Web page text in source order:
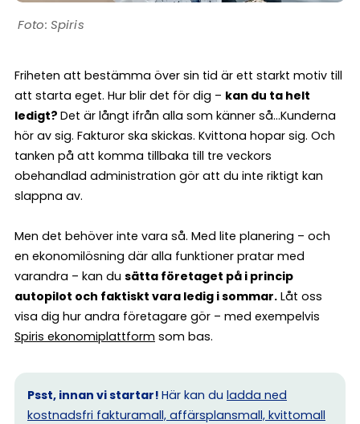
Spiris
Friheten att bestämma över sin tid är ett starkt motiv till
att starta eget. Hur blir det för dig – kan du ta helt
ledigt? Det är långt ifrån alla som känner så…Kunderna
hör av sig. Fakturor ska skickas. Kvittona hopar sig. Och
tanken på att komma tillbaka till tre veckors
obehandlad administration gör att du inte riktigt kan
slappna av.
Men det behöver inte vara så. Med lite planering – och
en ekonomilösning där alla funktioner pratar med
varandra – kan du sätta företaget på i princip
autopilot och faktiskt vara ledig i sommar. Låt oss
visa dig hur andra företagare gör – med exempelvis
Spiris ekonomiplattform som bas.
Psst, innan vi startar! Här kan du ladda ned
kostnadsfri fakturamall, affärsplansmall, kvittomall